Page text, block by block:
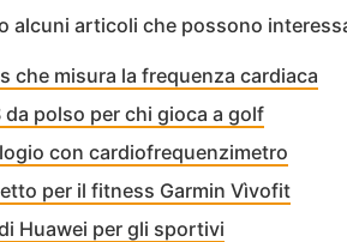
alcuni articoli che possono
che misura la frequenza cardiaca
da polso per chi gioca a golf
con cardiofrequenzimetro
per il fitness Garmin Vìvofit
Huawei per gli sportivi